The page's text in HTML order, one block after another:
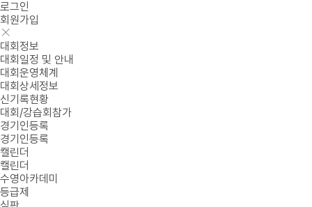
로그인
회원가입
대회정보
대회일정 및 안내
대회운영체계
대회상세정보
신기록현황
대회/강습회참가
경기인등록
경기인등록
캘린더
캘린더
수영아카데미
등급제